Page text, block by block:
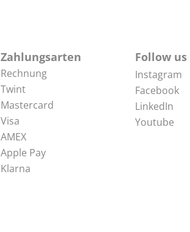
Zahlungsarten
Rechnung
Twint
Mastercard
Visa
AMEX
Apple Pay
Klarna
Follow us
Instagram
Facebook
LinkedIn
Youtube